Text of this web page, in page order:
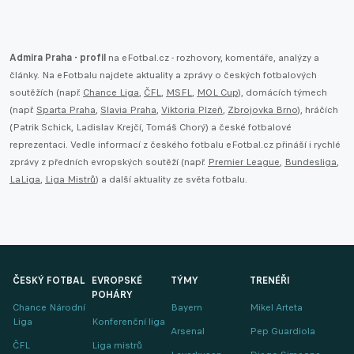
Admira Praha - profil na eFotbal.cz - rozhovory, komentáře, analýzy a
články. Na eFotbalu najdete aktuality a zprávy o českých fotbalových
soutěžích (např. Chance Liga, ČFL, MSFL, MOL Cup), domácích týmech
(např. Sparta Praha, Slavia Praha, Viktoria Plzeň, Zbrojovka Brno), hráčích
(Patrik Schick, Ladislav Krejčí, Tomáš Chorý) a české fotbalové
reprezentaci. Vedle informací z českého fotbalu eFotbal.cz přináší i rychlé
zprávy z předních evropských soutěží (např. Premier League, Bundesliga,
LaLiga, Liga Mistrů) a další aktuality ze světa fotbalu.
ČESKÝ FOTBAL
Chance Národní
Liga
ČFL
EVROPSKÉ
POHÁRY
Konferenční liga
Liga mistrů
TÝMY
Bayern
Arsenal
TRENÉŘI
Mikel Arteta
Pep Guardiola